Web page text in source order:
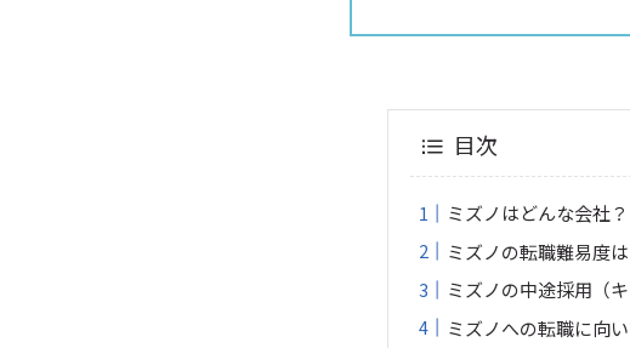
目次
ミズノはどんな会社？
ミズノの転職難易度
ミズノの中途採用（
ミズノへの転職に向